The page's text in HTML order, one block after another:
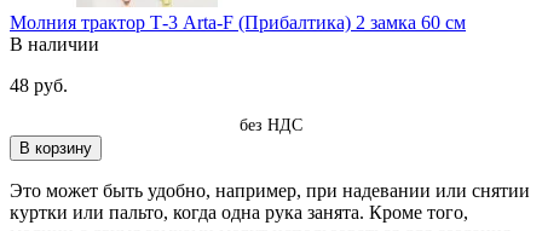
Молния трактор Т-3 Arta-F (Прибалтика) 2 замка 60 см
В наличии
48 руб.
без НДС
В корзину
Это может быть удобно, например, при надевании или снятии
куртки или пальто, когда одна рука занята. Кроме того,